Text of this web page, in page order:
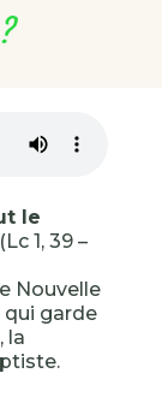
le
(Lc 1, 39 –
Nouvelle
qui garde
la